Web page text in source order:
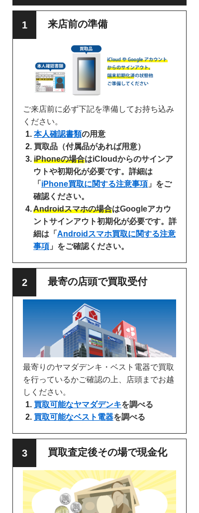
来店前の準備
ご来店前に必ず下記を準備してお持ち込み
ください。
本人確認書類の用意
買取品（付属品があれば用意）
iPhoneの場合はiCloudからのサインア
ウトや初期化が必要です。詳細は
「 iPhone買取に関する注意事項 」をご
確認ください。
Androidスマホの場合はGoogleアカウ
ントサインアウト初期化が必要です。詳
細は「 Androidスマホ買取に関する注意
事項 」をご確認ください。
最寄の店頭で買取受付
最寄りのヤマダデンキ・ベスト電器で買取
を行っているかご確認の上、店頭までお越
しください。
買取可能なヤマダデンキを調べる
買取可能なベスト電器を調べる
買取査定後その場で現金化